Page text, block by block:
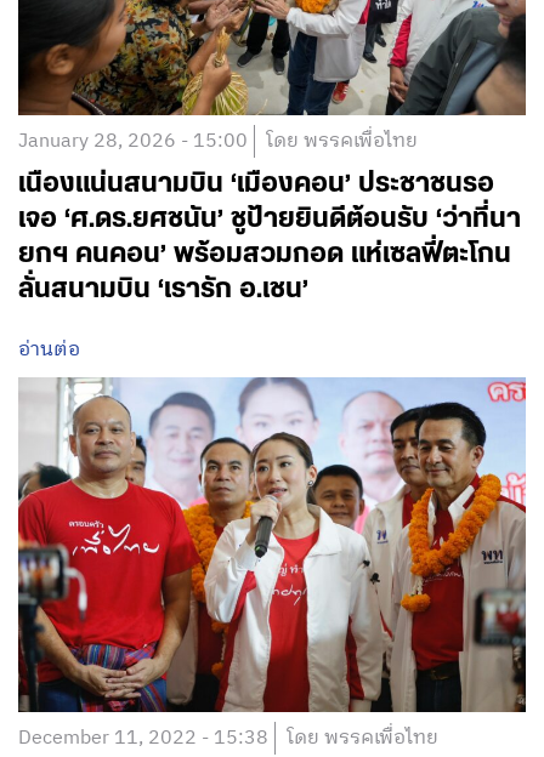
January 28, 2026 - 15:00 โดย พรรคเพื่อไทย
เนืองแน่นสนามบิน ‘เมืองคอน’ ประชาชนรอ
เจอ ‘ศ.ดร.ยศชนัน’ ชูป้ายยินดีต้อนรับ ‘ว่าที่นา
ยกฯ คนคอน’ พร้อมสวมกอด แห่เซลฟี่ตะโกน
ลั่นสนามบิน ‘เรารัก อ.เชน’
อ่านต่อ
December 11, 2022 - 15:38 โดย พรรคเพื่อไทย